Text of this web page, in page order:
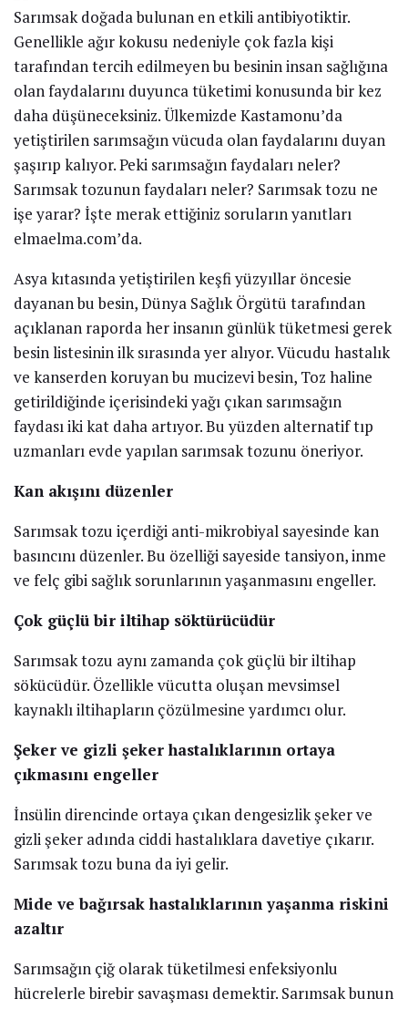
Sarımsak doğada bulunan en etkili antibiyotiktir.
Genellikle ağır kokusu nedeniyle çok fazla kişi
tarafından tercih edilmeyen bu besinin insan sağlığına
olan faydalarını duyunca tüketimi konusunda bir kez
daha düşüneceksiniz. Ülkemizde Kastamonu’da
yetiştirilen sarımsağın vücuda olan faydalarını duyan
şaşırıp kalıyor. Peki sarımsağın faydaları neler?
Sarımsak tozunun faydaları neler? Sarımsak tozu ne
işe yarar? İşte merak ettiğiniz soruların yanıtları
elmaelma.com’da.
Asya kıtasında yetiştirilen keşfi yüzyıllar öncesie
dayanan bu besin, Dünya Sağlık Örgütü tarafından
açıklanan raporda her insanın günlük tüketmesi gerek
besin listesinin ilk sırasında yer alıyor. Vücudu hastalık
ve kanserden koruyan bu mucizevi besin, Toz haline
getirildiğinde içerisindeki yağı çıkan sarımsağın
faydası iki kat daha artıyor. Bu yüzden alternatif tıp
uzmanları evde yapılan sarımsak tozunu öneriyor.
Kan akışını düzenler
Sarımsak tozu içerdiği anti-mikrobiyal sayesinde kan
basıncını düzenler. Bu özelliği sayeside tansiyon, inme
ve felç gibi sağlık sorunlarının yaşanmasını engeller.
Çok güçlü bir iltihap söktürücüdür
Sarımsak tozu aynı zamanda çok güçlü bir iltihap
sökücüdür. Özellikle vücutta oluşan mevsimsel
kaynaklı iltihapların çözülmesine yardımcı olur.
Şeker ve gizli şeker hastalıklarının ortaya
çıkmasını engeller
İnsülin direncinde ortaya çıkan dengesizlik şeker ve
gizli şeker adında ciddi hastalıklara davetiye çıkarır.
Sarımsak tozu buna da iyi gelir.
Mide ve bağırsak hastalıklarının yaşanma riskini
azaltır
Sarımsağın çiğ olarak tüketilmesi enfeksiyonlu
hücrelerle birebir savaşması demektir. Sarımsak bunun